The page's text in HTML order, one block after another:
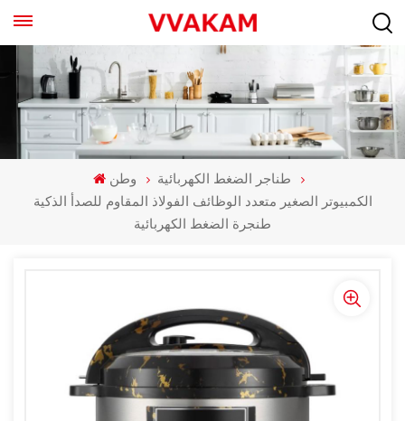
وطن
طناجر الضغط الكهربائية
الكمبيوتر الصغير متعدد الوظائف الفولاذ المقاوم للصدأ الذكية
طنجرة الضغط الكهربائية